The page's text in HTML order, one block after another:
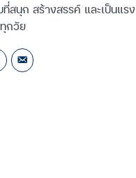
สนุก สร้างสรรค์ และเป็นแรง
กวัย